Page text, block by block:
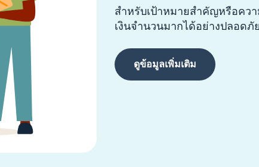
สำหรับเป้าหมายสำคัญหรือคว
เงินจำนวนมากได้อย่างปลอดภั
ดูข้อมูลเพิ่มเติม